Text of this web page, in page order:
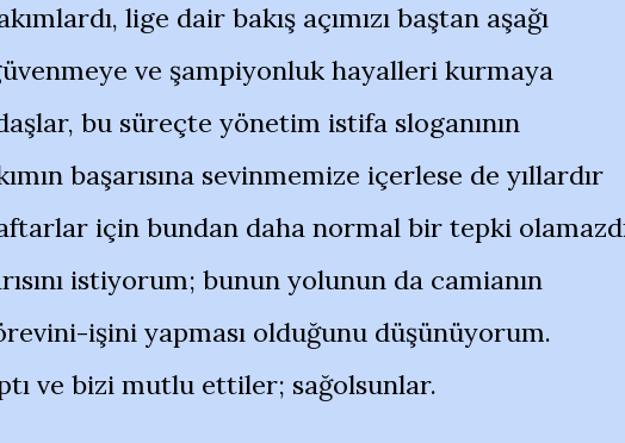
lige dair bakış açımızı baştan aşağı
ve şampiyonluk hayalleri kurmaya
bu süreçte yönetim istifa sloganının
başarısına sevinmemize içerlese de yıllardır
için bundan daha normal bir tepki
istiyorum; bunun yolunun da camianın
işini yapması olduğunu düşünüyorum.
ve bizi mutlu ettiler; sağolsunlar.